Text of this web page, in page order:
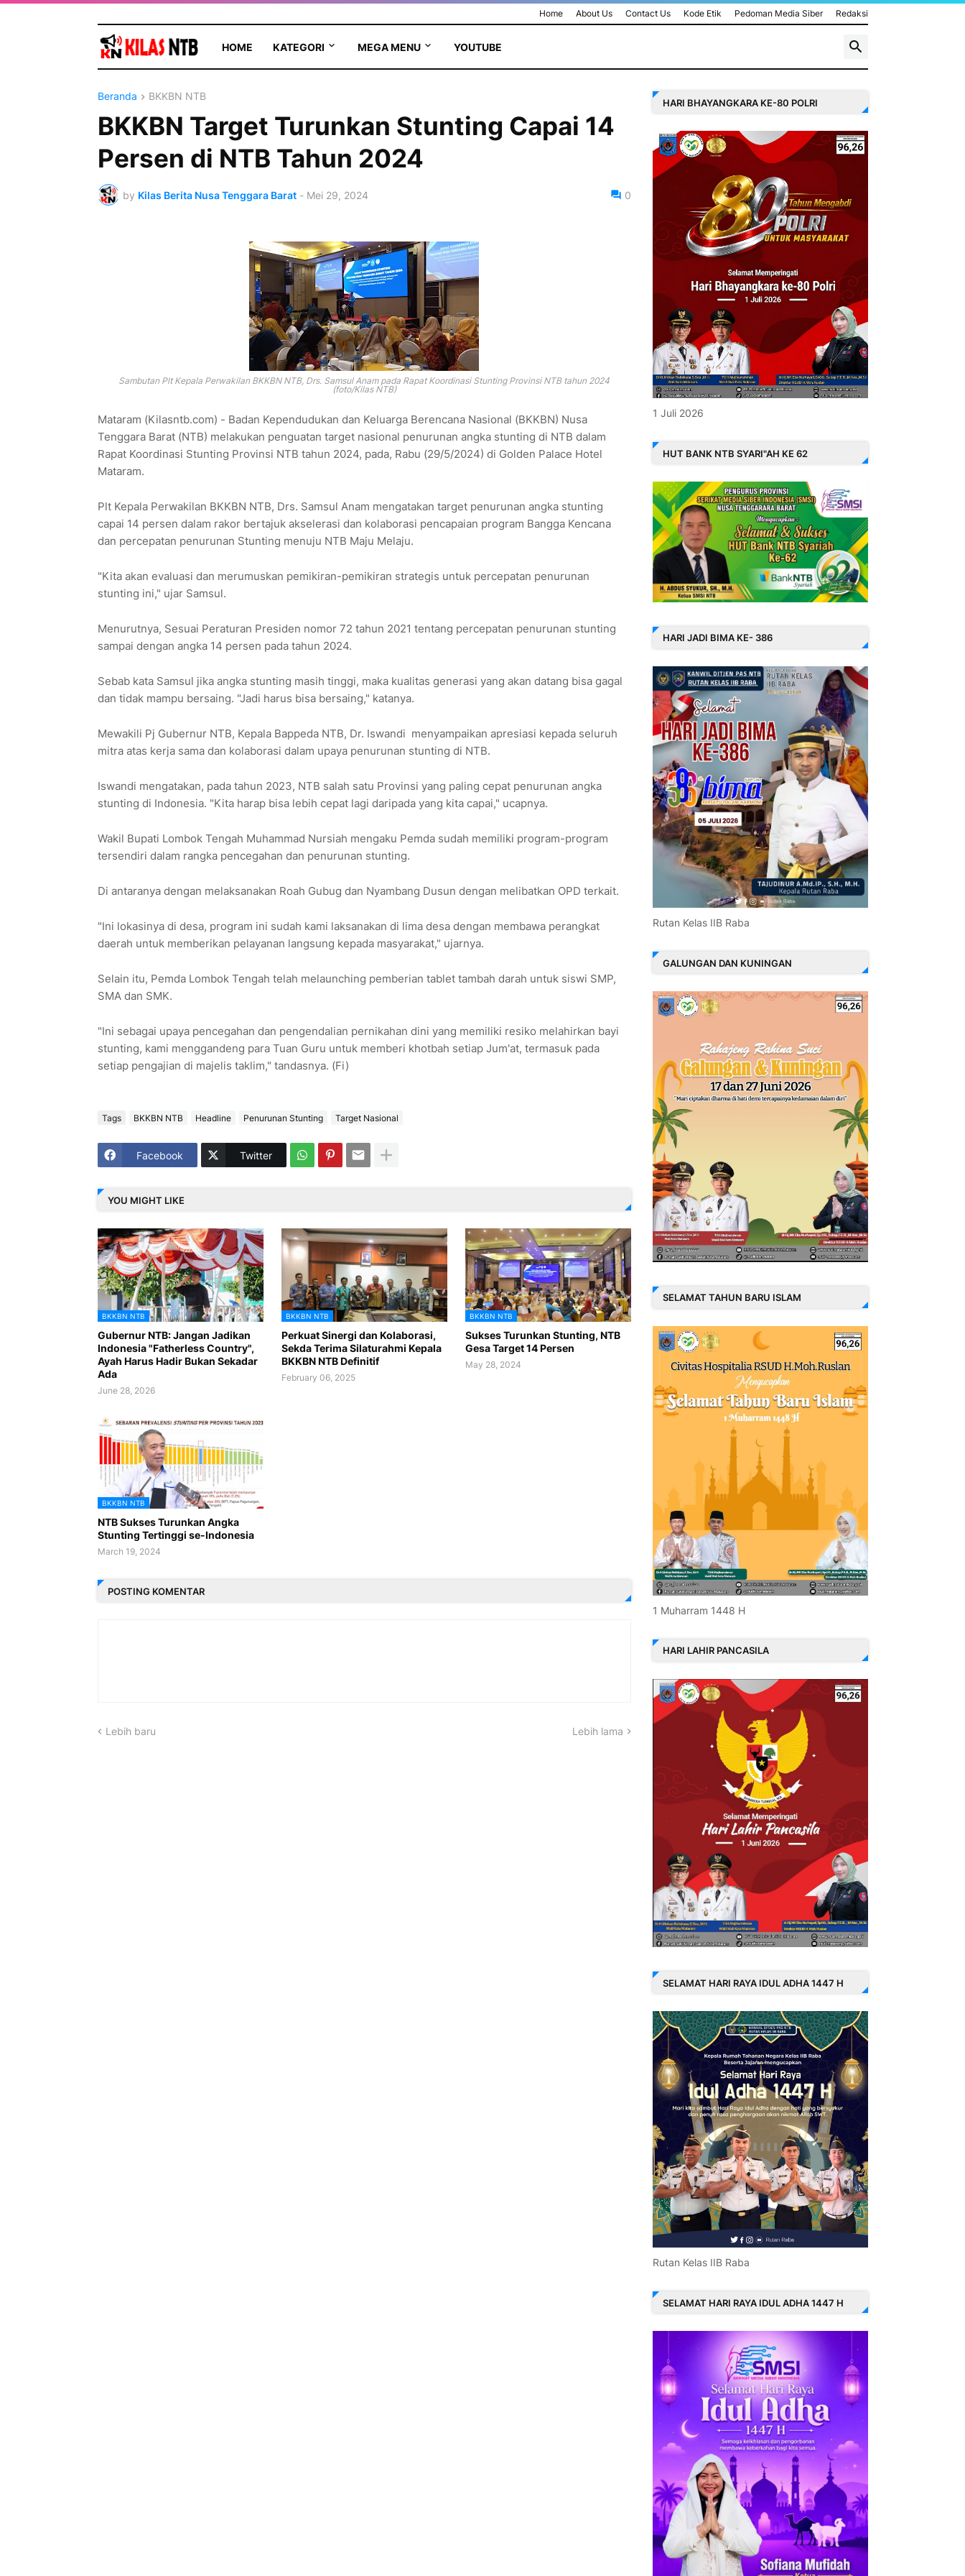
Home About Us Contact Us Kode Etik Pedoman Media Siber Redaksi
HOME KATEGORI MEGA MENU YOUTUBE
Beranda BKKBN NTB
BKKBN Target Turunkan Stunting Capai 14
Persen di NTB Tahun 2024
by Kilas Berita Nusa Tenggara Barat - Mei 29, 2024 0
Sambutan Plt Kepala Perwakilan BKKBN NTB, Drs. Samsul Anam pada Rapat Koordinasi Stunting Provinsi NTB tahun 2024
(foto/Kilas NTB)
Mataram (Kilasntb.com) - Badan Kependudukan dan Keluarga Berencana Nasional (BKKBN) Nusa
Tenggara Barat (NTB) melakukan penguatan target nasional penurunan angka stunting di NTB dalam
Rapat Koordinasi Stunting Provinsi NTB tahun 2024, pada, Rabu (29/5/2024) di Golden Palace Hotel
Mataram.
Plt Kepala Perwakilan BKKBN NTB, Drs. Samsul Anam mengatakan target penurunan angka stunting
capai 14 persen dalam rakor bertajuk akselerasi dan kolaborasi pencapaian program Bangga Kencana
dan percepatan penurunan Stunting menuju NTB Maju Melaju.
"Kita akan evaluasi dan merumuskan pemikiran-pemikiran strategis untuk percepatan penurunan
stunting ini," ujar Samsul.
Menurutnya, Sesuai Peraturan Presiden nomor 72 tahun 2021 tentang percepatan penurunan stunting
sampai dengan angka 14 persen pada tahun 2024.
Sebab kata Samsul jika angka stunting masih tinggi, maka kualitas generasi yang akan datang bisa gagal
dan tidak mampu bersaing. "Jadi harus bisa bersaing," katanya.
Mewakili Pj Gubernur NTB, Kepala Bappeda NTB, Dr. Iswandi menyampaikan apresiasi kepada seluruh
mitra atas kerja sama dan kolaborasi dalam upaya penurunan stunting di NTB.
Iswandi mengatakan, pada tahun 2023, NTB salah satu Provinsi yang paling cepat penurunan angka
stunting di Indonesia. "Kita harap bisa lebih cepat lagi daripada yang kita capai," ucapnya.
Wakil Bupati Lombok Tengah Muhammad Nursiah mengaku Pemda sudah memiliki program-program
tersendiri dalam rangka pencegahan dan penurunan stunting.
Di antaranya dengan melaksanakan Roah Gubug dan Nyambang Dusun dengan melibatkan OPD terkait.
"Ini lokasinya di desa, program ini sudah kami laksanakan di lima desa dengan membawa perangkat
daerah untuk memberikan pelayanan langsung kepada masyarakat," ujarnya.
Selain itu, Pemda Lombok Tengah telah melaunching pemberian tablet tambah darah untuk siswi SMP,
SMA dan SMK.
"Ini sebagai upaya pencegahan dan pengendalian pernikahan dini yang memiliki resiko melahirkan bayi
stunting, kami menggandeng para Tuan Guru untuk memberi khotbah setiap Jum'at, termasuk pada
setiap pengajian di majelis taklim," tandasnya. (Fi)
Tags BKKBN NTB Headline Penurunan Stunting Target Nasional
Facebook Twitter
YOU MIGHT LIKE
BKKBN NTB
Gubernur NTB: Jangan Jadikan
Indonesia "Fatherless Country",
Ayah Harus Hadir Bukan Sekadar
Ada
June 28, 2026
BKKBN NTB
Perkuat Sinergi dan Kolaborasi,
Sekda Terima Silaturahmi Kepala
BKKBN NTB Definitif
February 06, 2025
BKKBN NTB
Sukses Turunkan Stunting, NTB
Gesa Target 14 Persen
May 28, 2024
BKKBN NTB
NTB Sukses Turunkan Angka
Stunting Tertinggi se-Indonesia
March 19, 2024
POSTING KOMENTAR
Lebih baru Lebih lama
HARI BHAYANGKARA KE-80 POLRI
1 Juli 2026
HUT BANK NTB SYARI"AH KE 62
HARI JADI BIMA KE- 386
Rutan Kelas IIB Raba
GALUNGAN DAN KUNINGAN
SELAMAT TAHUN BARU ISLAM
1 Muharram 1448 H
HARI LAHIR PANCASILA
SELAMAT HARI RAYA IDUL ADHA 1447 H
Rutan Kelas IIB Raba
SELAMAT HARI RAYA IDUL ADHA 1447 H